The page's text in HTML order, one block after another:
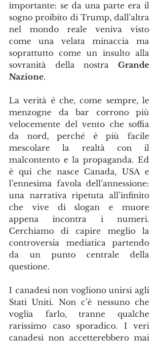
importante: se da una parte era il
sogno proibito di Trump, dall’altra
nel mondo reale veniva visto
come una velata minaccia ma
soprattutto come un insulto alla
sovranità della nostra Grande
Nazione.
La verità è che, come sempre, le
menzogne da bar corrono più
velocemente del vento che soffia
da nord, perché è più facile
mescolare la realtà con il
malcontento e la propaganda. Ed
è qui che nasce Canada, USA e
l’ennesima favola dell’annessione:
una narrativa ripetuta all’infinito
che vive di slogan e muore
appena incontra i numeri.
Cerchiamo di capire meglio la
controversia mediatica partendo
da un punto centrale della
questione.
I canadesi non vogliono unirsi agli
Stati Uniti. Non c’è nessuno che
voglia farlo, tranne qualche
rarissimo caso sporadico. I veri
canadesi non accetterebbero mai